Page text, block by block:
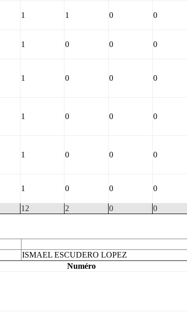
1 1 0 0
1 0 0 0
1 0 0 0
1 0 0 0
1 0 0 0
1 0 0 0
12 2 0 0
ISMAEL ESCUDERO LOPEZ
Numéro